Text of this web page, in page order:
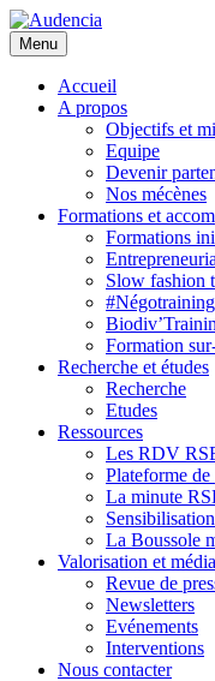
Aller
au
contenu
principal
Menu
Accueil
A propos
Objectifs et
Equipe
Devenir
Nos mécènes
Formations et
Formations
Slow fashion
#Négotraining
Formation
Recherche et études
Recherche
Etudes
Ressources
Les RDV
Plateforme
La minute
La Boussole
Valorisation et
Revue de
Newsletters
Evénements
Interventions
Nous contacter